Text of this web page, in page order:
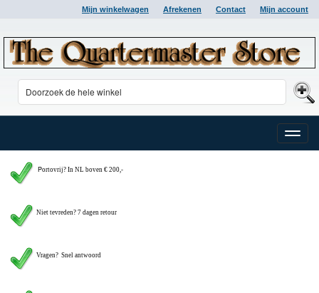
Mijn winkelwagen Afrekenen Contact Mijn account
Toggle
Portovrij? In NL boven € 200,-
Niet tevreden? 7 dagen retour
Vragen? Snel antwoord